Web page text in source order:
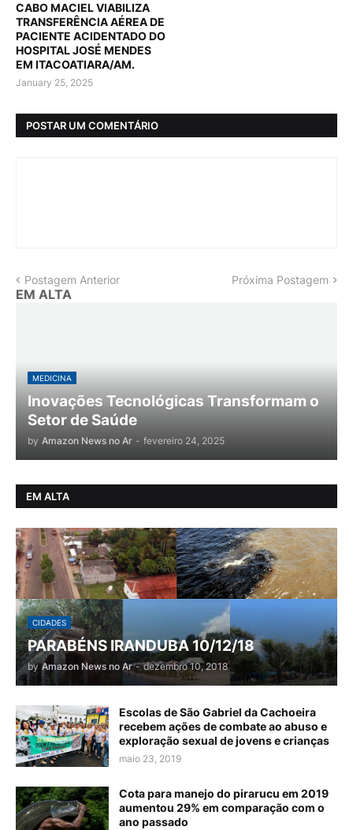
CABO MACIEL VIABILIZA
TRANSFERÊNCIA AÉREA DE
PACIENTE ACIDENTADO DO
HOSPITAL JOSÉ MENDES
EM ITACOATIARA/AM.
January 25, 2025
POSTAR UM COMENTÁRIO
Postagem Anterior Próxima Postagem
EM ALTA
MEDICINA
Inovações Tecnológicas Transformam o
Setor de Saúde
by Amazon News no Ar - fevereiro 24, 2025
EM ALTA
CIDADES
PARABÉNS IRANDUBA 10/12/18
by Amazon News no Ar - dezembro 10, 2018
Escolas de São Gabriel da Cachoeira
recebem ações de combate ao abuso e
exploração sexual de jovens e crianças
maio 23, 2019
Cota para manejo do pirarucu em 2019
aumentou 29% em comparação com o
ano passado